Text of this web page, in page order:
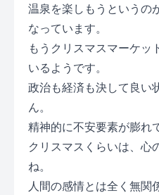
温泉を楽しもうというの
なっています。
もうクリスマスマーケッ
いるようです。
政治も経済も決して良い
ん。
精神的に不安要素が膨れ
クリスマスくらいは、心
ね。
人間の感情とは全く無関